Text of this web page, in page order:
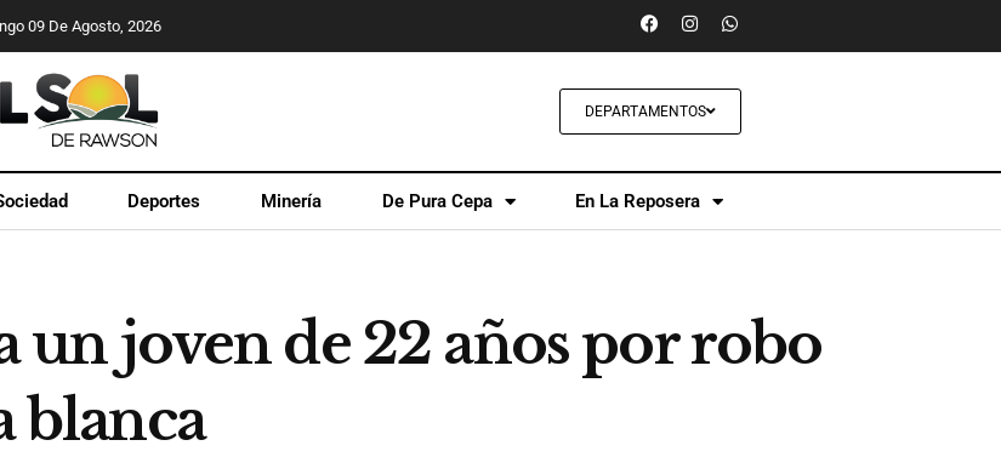
09 De Agosto, 2026
DEPARTAMENTOS
Deportes Minería De Pura Cepa En La Reposera
un joven de 22 años por robo
blanca